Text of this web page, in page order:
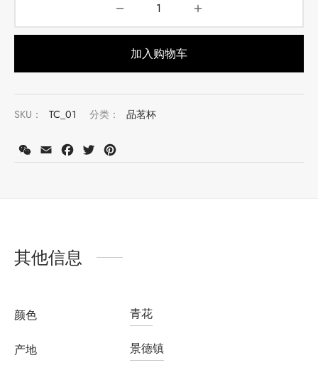
加入购物车
SKU： TC_01 分类： 品茗杯
WeChat
Email Facebook
Twitter
其他信息
颜色 青花
产地 景德镇